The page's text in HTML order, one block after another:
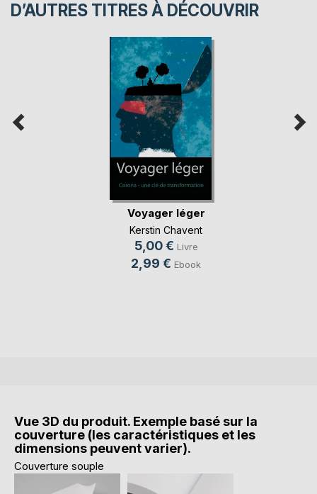
D’AUTRES TITRES À DÉCOUVRIR
Voyager léger
Kerstin Chavent
5,00 € Livre
2,99 € Ebook
Vue 3D du produit. Exemple basé sur la
couverture (les caractéristiques et les
dimensions peuvent varier).
Couverture souple